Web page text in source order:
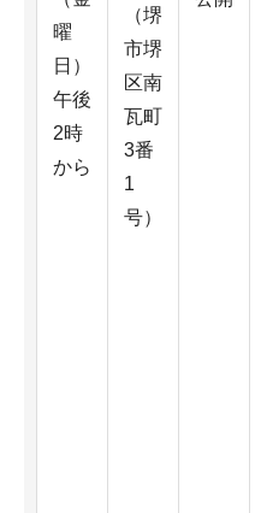
曜
日）
午後
2時
から
（堺
市堺
区南
瓦町
3番
1
号）